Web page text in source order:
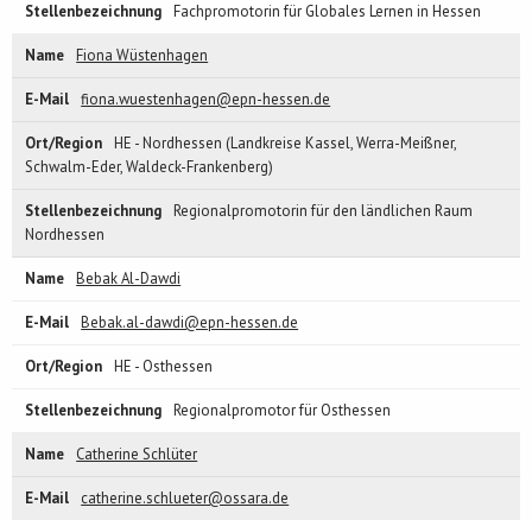
Fachpromotorin für Globales Lernen in Hessen
Fiona Wüstenhagen
fiona.wuestenhagen@epn-hessen.de
HE - Nordhessen (Landkreise Kassel, Werra-Meißner,
Schwalm-Eder, Waldeck-Frankenberg)
Regionalpromotorin für den ländlichen Raum
Nordhessen
Bebak Al-Dawdi
Bebak.al-dawdi@epn-hessen.de
HE - Osthessen
Regionalpromotor für Osthessen
Catherine Schlüter
catherine.schlueter@ossara.de